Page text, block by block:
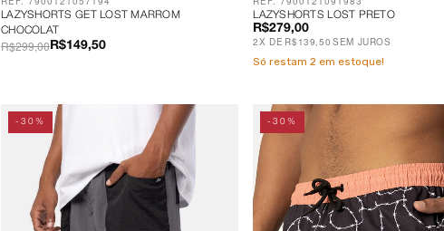
LAZYSHORTS GET LOST MARROM
CHOCOLAT
R$149,50
R$299,00
LAZYSHORTS LOST PRETO
R$279,00
2X DE R$139,50 SEM JUROS
Só restam2 em estoque!
-30% -30%